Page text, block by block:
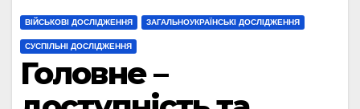
ВІЙСЬКОВІ ДОСЛІДЖЕННЯ ЗАГАЛЬНОУКРАЇНСЬКІ ДОСЛІДЖЕННЯ
СУСПІЛЬНІ ДОСЛІДЖЕННЯ
Головне –